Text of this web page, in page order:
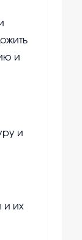
и
и
и их